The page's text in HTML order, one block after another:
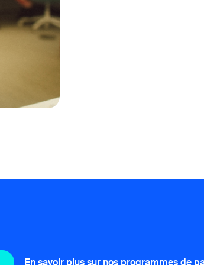
En savoir plus sur nos programmes de